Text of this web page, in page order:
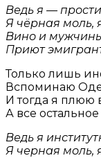
Ведь я —
Я чёрная моль,
Вино и
Приют
Только лишь
Вспоминаю
И тогда я плюю
А все
Ведь я
Я черная моль,